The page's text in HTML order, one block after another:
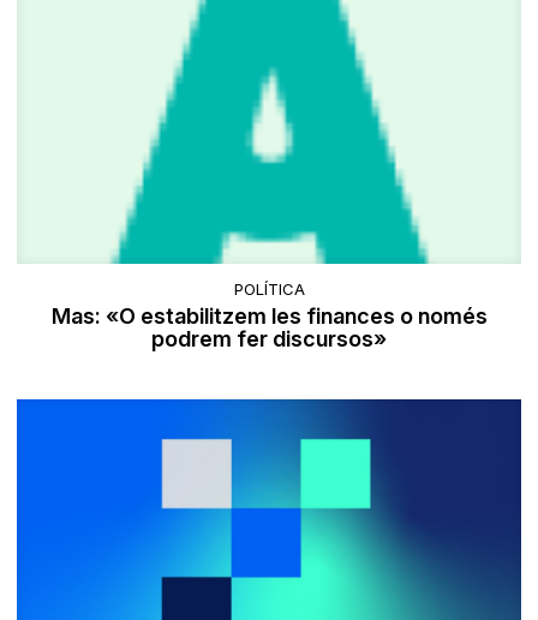
POLÍTICA
Mas: «O estabilitzem les finances o només
podrem fer discursos»